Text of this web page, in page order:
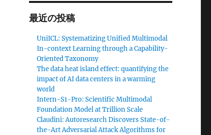
最近の投稿
UniICL: Systematizing Unified Multimodal
In-context Learning through a Capability-
Oriented Taxonomy
The data heat island effect: quantifying the
impact of AI data centers in a warming
world
Intern-S1-Pro: Scientific Multimodal
Foundation Model at Trillion Scale
Claudini: Autoresearch Discovers State-of-
the-Art Adversarial Attack Algorithms for